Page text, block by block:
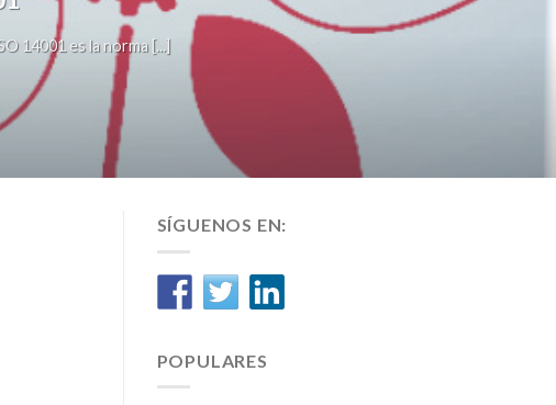
14001 es la norma [...]
SÍGUENOS EN:
POPULARES